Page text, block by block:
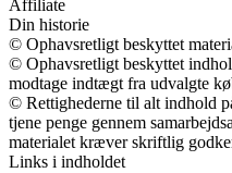
Affiliate
Din historie
© Ophavsretligt beskyttet
© Ophavsretligt beskyttet
modtage indtægt fra udvalgte
© Rettighederne til alt indhold
tjene penge gennem
materialet kræver skriftlig
Links i indholdet